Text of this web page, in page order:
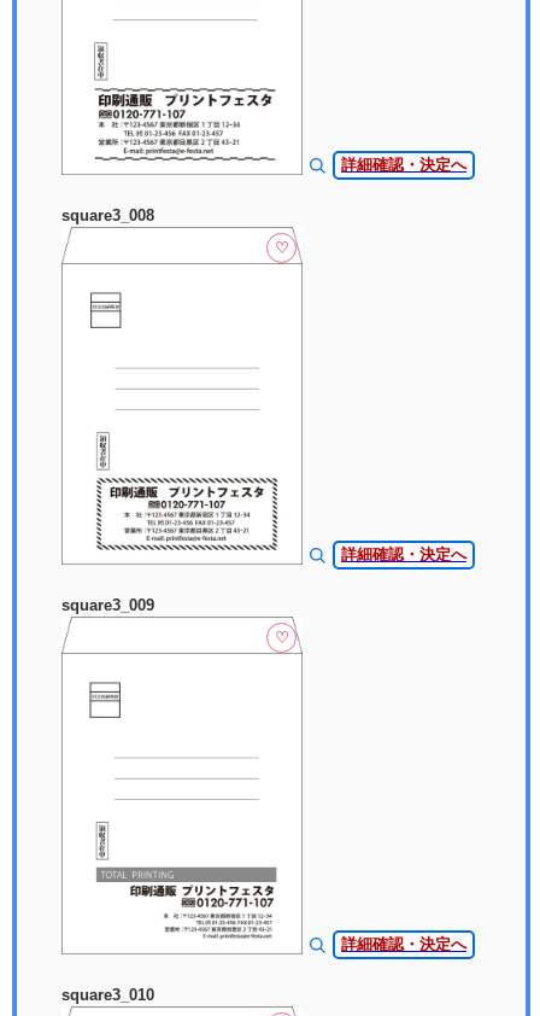
詳細確認・決定へ
square3_008
♡
詳細確認・決定へ
square3_009
♡
詳細確認・決定へ
square3_010